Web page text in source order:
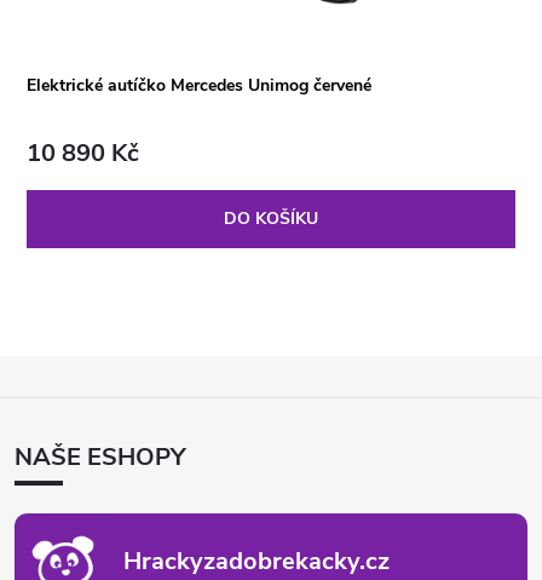
Elektrické autíčko Mercedes Unimog červené
10 890 Kč
DO KOŠÍKU
ANAŠE ESHOPY
Hrackyzadobrekacky.cz